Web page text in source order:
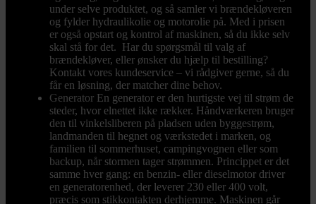
under selve produktet, og så samler vi brændekløveren
og fylder hydraulikolie og motorolie på. Med i prisen
er også opstart og kontrol af maskinen, så du ikke selv
skal stå for det. Har du spørgsmål til valg af
brændekløver, eller ønsker du hjælp til bestilling?
Kontakt vores kundeservice – vi rådgiver gerne, så du
får en løsning, der matcher dine behov.
Generator En generator er den hurtigste vej til strøm de
steder, hvor elnettet ikke rækker. Håndværkeren bruger
den til vinkelsliberen på pladsen uden byggestrøm,
landmanden til hegnet og værkstedet i marken, og
familien til sommerhuset, campingvognen eller som
backup, når stormen tager strømmen. Princippet er det
samme hver gang: en benzin- eller dieselmotor driver
en generatorenhed, der leverer 230 eller 400 volt,
præcis som stikkontakten derhjemme. Maskinen går